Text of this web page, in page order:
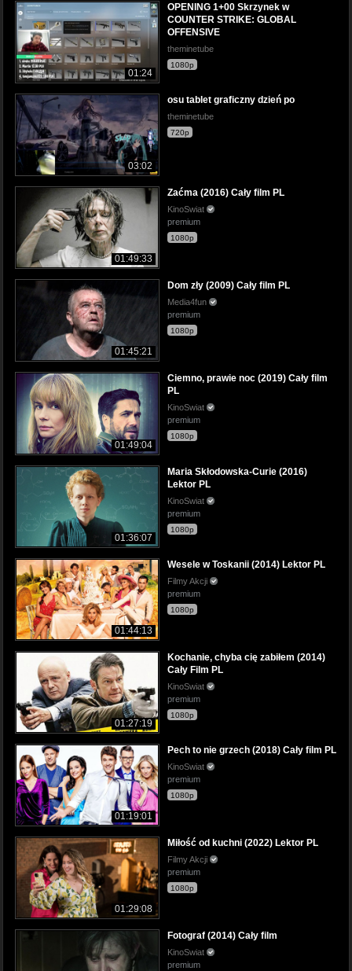
01:24
OPENING 1+00 Skrzynek w
COUNTER STRIKE: GLOBAL
OFFENSIVE
theminetube
1080p
03:02
osu tablet graficzny dzień po
theminetube
720p
01:49:33
Zaćma (2016) Cały film PL
KinoSwiat
premium
1080p
01:45:21
Dom zły (2009) Cały film PL
Media4fun
premium
1080p
01:49:04
Ciemno, prawie noc (2019) Cały film
PL
KinoSwiat
premium
1080p
01:36:07
Maria Skłodowska-Curie (2016)
Lektor PL
KinoSwiat
premium
1080p
01:44:13
Wesele w Toskanii (2014) Lektor PL
Filmy Akcji
premium
1080p
01:27:19
Kochanie, chyba cię zabiłem (2014)
Cały Film PL
KinoSwiat
premium
1080p
01:19:01
Pech to nie grzech (2018) Cały film PL
KinoSwiat
premium
1080p
01:29:08
Miłość od kuchni (2022) Lektor PL
Filmy Akcji
premium
1080p
Fotograf (2014) Cały film
KinoSwiat
premium